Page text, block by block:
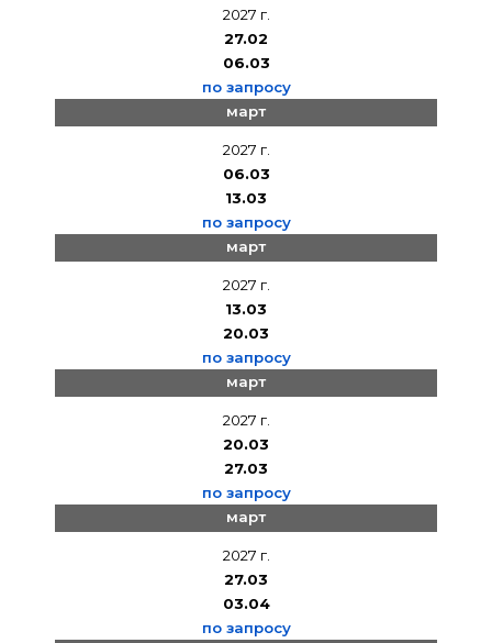
2027 г.
27.02
06.03
по запросу
март
2027 г.
06.03
13.03
по запросу
март
2027 г.
13.03
20.03
по запросу
март
2027 г.
20.03
27.03
по запросу
март
2027 г.
27.03
03.04
по запросу